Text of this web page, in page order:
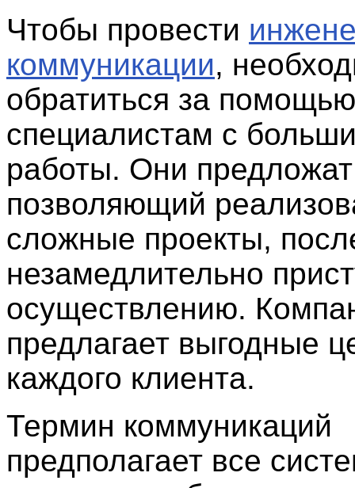
Чтобы провести
коммуникации,
обратиться за
специалистам с
работы. Они
позволяющий
сложные проекты,
незамедлительно
осуществлению.
предлагает выгодные
каждого клиента.
Термин коммуникаций
предполагает все